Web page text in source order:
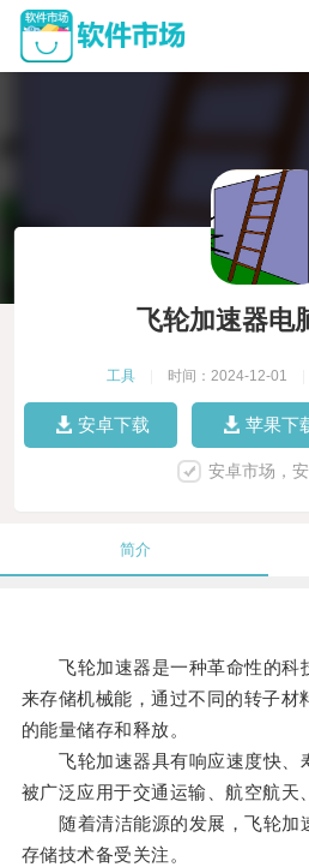
飞轮加速器电
工具 时间：2024-12-01
安卓下载 苹果下
安卓市场，
简介
飞轮加速器是一种革命性的科
来存储机械能，通过不同的转子材
的能量储存和释放。
飞轮加速器具有响应速度快、
被广泛应用于交通运输、航空航天
随着清洁能源的发展，飞轮加
存储技术备受关注。